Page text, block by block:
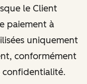
le Client
paiement à
uniquement
conformément
confidentialité.